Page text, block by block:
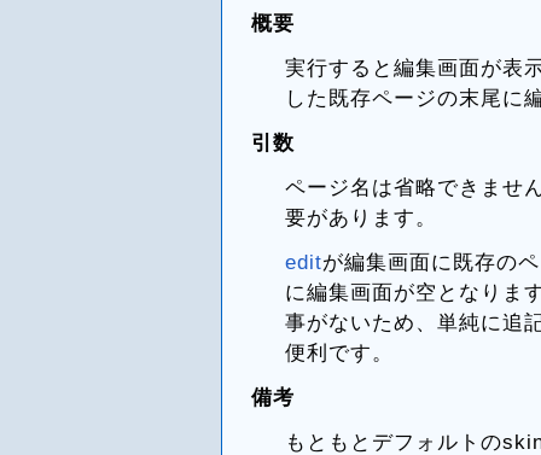
概要
実行すると編集画面が表
した既存ページの末尾に
引数
ページ名は省略できませ
要があります。
editが編集画面に既存の
に編集画面が空となりま
事がないため、単純に追
便利です。
備考
もともとデフォルトの